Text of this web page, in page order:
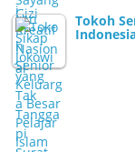
Tokoh